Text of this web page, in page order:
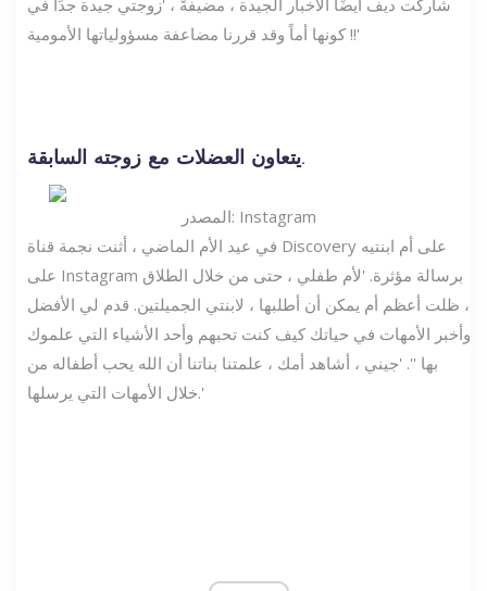
كونها أماً وقد قررنا مضاعفة مسؤولياتها الأمومية !!'
يتعاون العضلات مع زوجته السابقة.
المصدر: Instagram
في عيد الأم الماضي ، أثنت نجمة قناة Discovery على أم ابنتيه
على Instagram برسالة مؤثرة. 'لأم طفلي ، حتى من خلال الطلاق
، ظلت أعظم أم يمكن أن أطلبها ، لابنتي الجميلتين. قدم لي الأفضل
وأخبر الأمهات في حياتك كيف كنت تحبهم وأحد الأشياء التي علموك
بها ''. 'جيني ، أشاهد أمك ، علمتنا بناتنا أن الله يحب أطفاله من
خلال الأمهات التي يرسلها.'